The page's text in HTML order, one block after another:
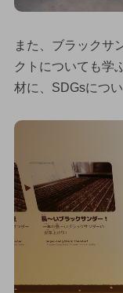
また、ブラックサ
クトについても学
材に、SDGsにつ